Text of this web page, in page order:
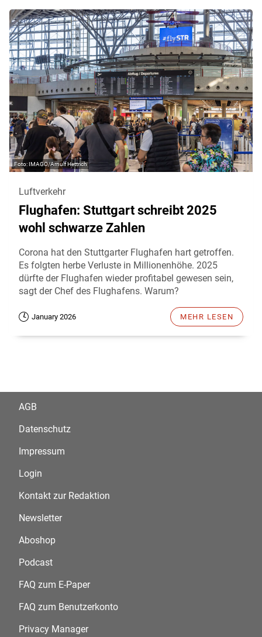
IMAGO/Arnulf Hettrich
Luftverkehr
Flughafen: Stuttgart schreibt 2025
wohl schwarze Zahlen
Corona hat den Stuttgarter Flughafen hart getroffen.
Es folgten herbe Verluste in Millionenhöhe. 2025
dürfte der Flughafen wieder profitabel gewesen sein,
sagt der Chef des Flughafens. Warum?
January 2026 MEHR LESEN
AGB
Datenschutz
Impressum
Login
Kontakt zur Redaktion
Newsletter
Aboshop
Podcast
FAQ zum E-Paper
FAQ zum Benutzerkonto
Privacy Manager